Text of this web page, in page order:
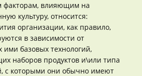
факторам, влияющим на
культуру, относится:
организации, как правило,
в зависимости от
ими базовых технологий,
наборов продуктов и\или типа
с которыми они обычно имеют